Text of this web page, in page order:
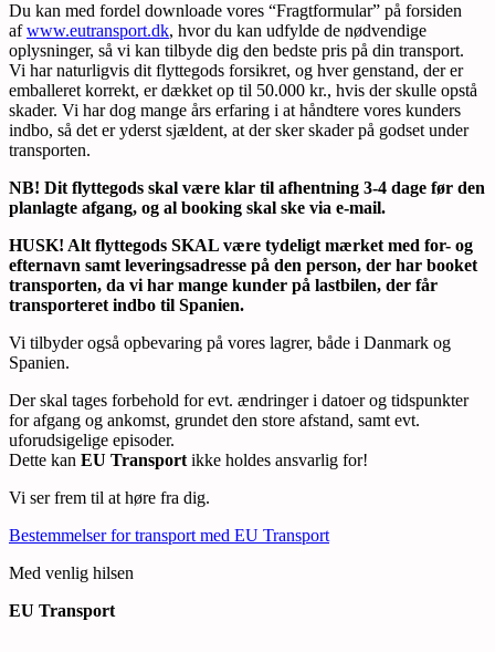
Du kan med fordel downloade vores “Fragtformular” på forsiden
afwww.eutransport.dk, hvor du kan udfylde de nødvendige
oplysninger, så vi kan tilbyde dig den bedste pris på din transport.
Vi har naturligvis dit flyttegods forsikret, og hver genstand, der er
emballeret korrekt, er dækket op til 50.000 kr., hvis der skulle opstå
skader. Vi har dog mange års erfaring i at håndtere vores kunders
indbo, så det er yderst sjældent, at der sker skader på godset under
transporten.
NB! Dit flyttegods skal være klar til afhentning 3-4 dage før den
planlagte afgang, og al booking skal ske via e-mail.
HUSK! Alt flyttegods SKAL være tydeligt mærket med for- og
efternavn samt leveringsadresse på den person, der har booket
transporten, da vi har mange kunder på lastbilen, der får
transporteret indbo til Spanien.
Vi tilbyder også opbevaring på vores lagrer, både i Danmark og
Spanien.
Der skal tages forbehold for evt. ændringer i datoer og tidspunkter
for afgang og ankomst, grundet den store afstand, samt evt.
uforudsigelige episoder.
Dette kan EU Transport ikke holdes ansvarlig for!
Vi ser frem til at høre fra dig.
Bestemmelser for transport med EU Transport
Med venlig hilsen
EU Transport